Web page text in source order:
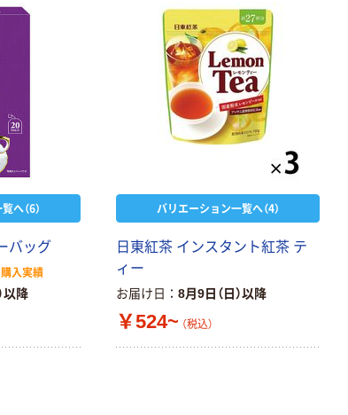
へ（6）
バッグ
入実績
以降
バリエーション一覧へ（4）
日東紅茶 インスタント紅茶 テ
ィー
お届け日 8月9日（日）以降
￥524~ （税込）